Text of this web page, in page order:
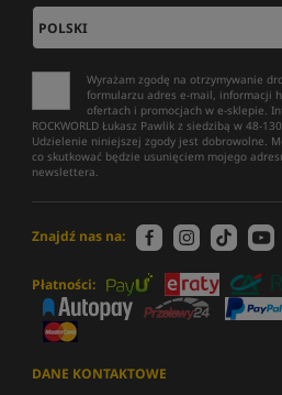
Wyrażam zgodę na otrzymywanie
formularzu adres e-mail, informacji
ofertach i promocjach w e-sklepie.
ROCKWORLD Łukasz Pawlik z siedzibą w 48-
Udzielenie niniejszej zgody jest dobrowolne.
co skutkować będzie usunięciem mojego
newslettera.
Znajdź nas na:
Płatności:
DANE KONTAKTOWE